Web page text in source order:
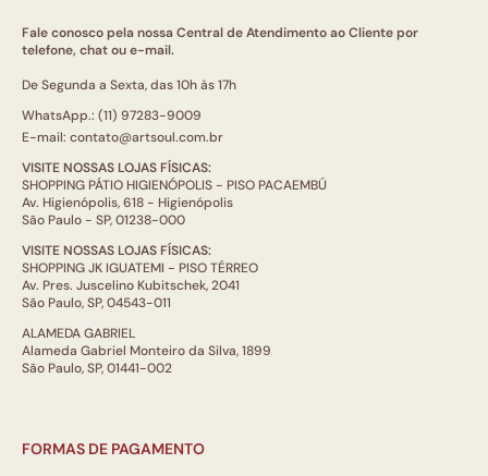
Fale conosco pela nossa Central de Atendimento ao Cliente por
telefone, chat ou e-mail.
De Segunda a Sexta, das 10h às 17h
WhatsApp.: (11) 97283-9009
E-mail: contato@artsoul.com.br
VISITE NOSSAS LOJAS FÍSICAS:
SHOPPING PÁTIO HIGIENÓPOLIS - PISO PACAEMBÚ
Av. Higienópolis, 618 - Higienópolis
São Paulo - SP, 01238-000
VISITE NOSSAS LOJAS FÍSICAS:
SHOPPING JK IGUATEMI - PISO TÉRREO
Av. Pres. Juscelino Kubitschek, 2041
São Paulo, SP, 04543-011
ALAMEDA GABRIEL
Alameda Gabriel Monteiro da Silva, 1899
São Paulo, SP, 01441-002
FORMAS DE PAGAMENTO